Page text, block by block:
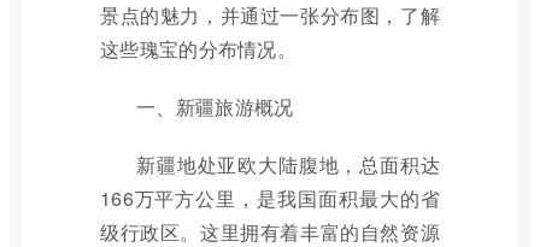
景点的魅力，并通过一张分布图，了解
这些瑰宝的分布情况。
一、新疆旅游概况
新疆地处亚欧大陆腹地，总面积达
166万平方公里，是我国面积最大的省
级行政区。这里拥有着丰富的自然资源